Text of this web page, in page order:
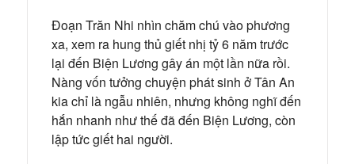
Đoạn Trăn Nhi nhìn chăm chú vào phương
xa, xem ra hung thủ giết nhị tỷ 6 năm trước
lại đến Biện Lương gây án một lần nữa rồi.
Nàng vốn tưởng chuyện phát sinh ở Tân An
kia chỉ là ngẫu nhiên, nhưng không nghĩ đến
hắn nhanh như thế đã đến Biện Lương, còn
lập tức giết hai người.